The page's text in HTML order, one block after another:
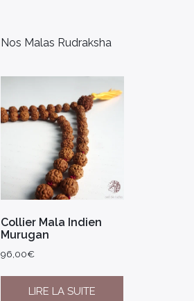
Nos Malas Rudraksha
Collier Mala Indien
Murugan
96,00€
LIRE LA SUITE